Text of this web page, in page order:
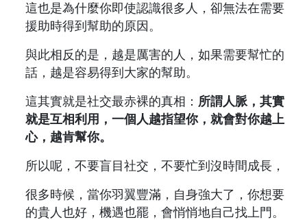
這也是為什麼你即使認識很多人，卻無法在需要
援助時得到幫助的原因。
與此相反的是，越是厲害的人，如果需要幫忙的
話，越是容易得到大家的幫助。
這其實就是社交最赤裸的真相： 所謂人脈，其實
就是互相利用，一個人越指望你，就會對你越上
心，越肯幫你。
所以呢，不要盲目社交，不要忙到沒時間成長，
很多時候，當你羽翼豐滿，自身強大了，你想要
的貴人也好，機遇也罷，會悄悄地自己找上門。